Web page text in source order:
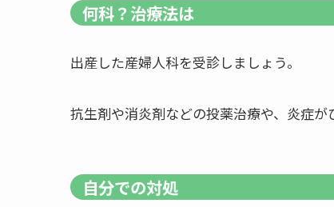
何科？治療法は
出産した産婦人科を受診しましょう。
抗生剤や消炎剤などの投薬治療や、炎症が
自分での対処